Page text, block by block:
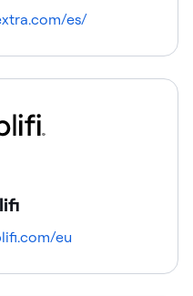
es/
eu